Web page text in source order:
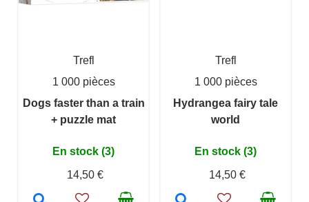
Trefl
1 000 pièces
Dogs faster than a train
+ puzzle mat
En stock (3)
14,50 €
Trefl
1 000 pièces
Hydrangea fairy tale
world
En stock (3)
14,50 €